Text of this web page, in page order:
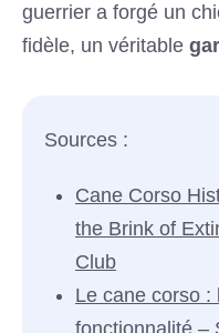
guerrier a forgé un
fidèle, un véritable
Sources :
Cane Corso
the Brink of
Club
Le cane corso :